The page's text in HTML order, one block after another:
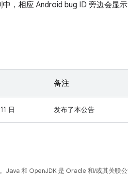
，相应 Android bug ID 旁边会显
备注
日 发布了本公告
Java 和 OpenJDK 是 Oracle 和/或其关联